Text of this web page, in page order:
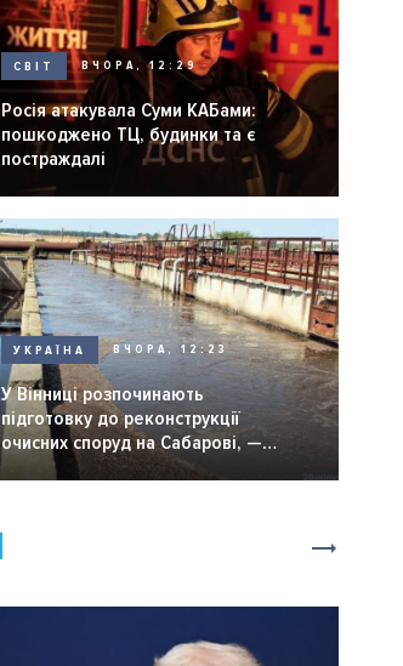
СВІТ ВЧОРА, 12:29
Росія атакувала Суми КАБами:
пошкоджено ТЦ, будинки та є
постраждалі
УКРАЇНА ВЧОРА, 12:23
У Вінниці розпочинають
підготовку до реконструкції
очисних споруд на Сабарові, —
мер Вінниці.